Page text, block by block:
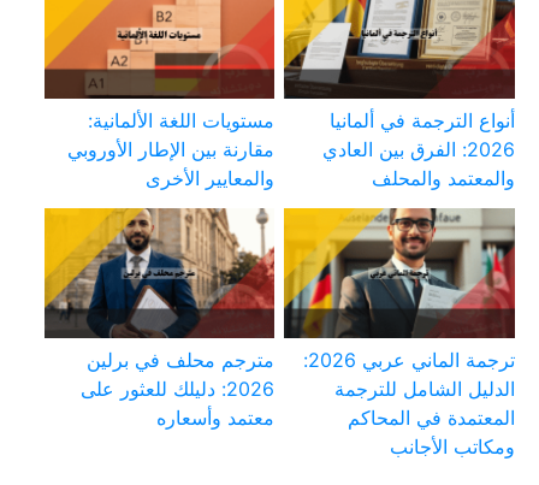
أنواع الترجمة في ألمانيا
2026: الفرق بين العادي
والمعتمد والمحلف
مستويات اللغة الألمانية:
مقارنة بين الإطار الأوروبي
والمعايير الأخرى
ترجمة الماني عربي 2026:
الدليل الشامل للترجمة
المعتمدة في المحاكم
ومكاتب الأجانب
مترجم محلف في برلين
2026: دليلك للعثور على
معتمد وأسعاره